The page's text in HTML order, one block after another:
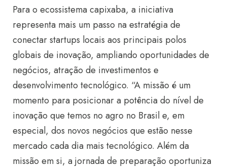
Para o ecossistema capixaba, a iniciativa
representa mais um passo na estratégia de
conectar startups locais aos principais polos
globais de inovação, ampliando oportunidades de
negócios, atração de investimentos e
desenvolvimento tecnológico. “A missão é um
momento para posicionar a potência do nível de
inovação que temos no agro no Brasil e, em
especial, dos novos negócios que estão nesse
mercado cada dia mais tecnológico. Além da
missão em si, a jornada de preparação oportuniza